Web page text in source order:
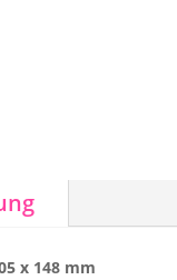
x 148 mm